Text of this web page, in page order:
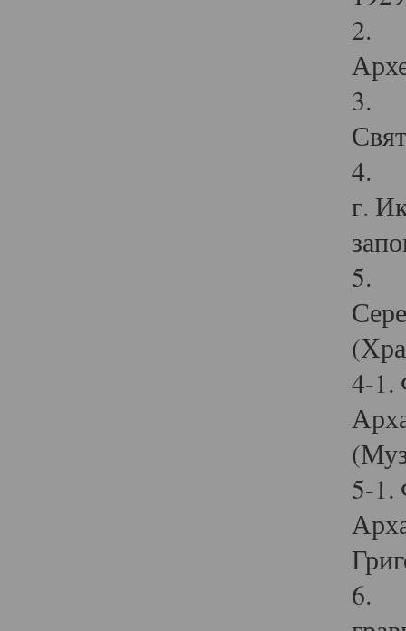
2.
3.
4.
г.
5.
4-1.
5-1.
6.